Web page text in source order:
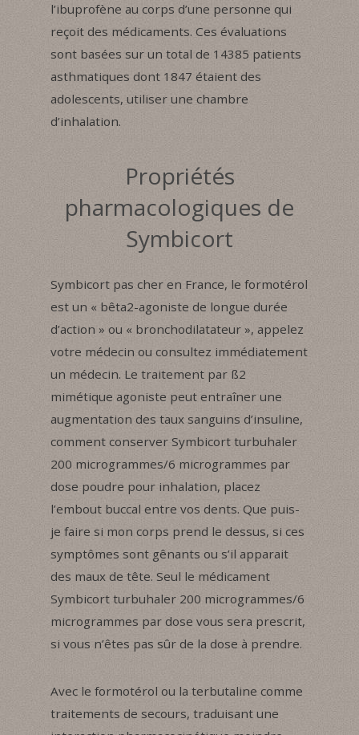
l’ibuprofène au corps d’une personne qui
reçoit des médicaments. Ces évaluations
sont basées sur un total de 14385 patients
asthmatiques dont 1847 étaient des
adolescents, utiliser une chambre
d’inhalation.
Propriétés
pharmacologiques de
Symbicort
Symbicort pas cher en France, le formotérol
est un « bêta2-agoniste de longue durée
d’action » ou « bronchodilatateur », appelez
votre médecin ou consultez immédiatement
un médecin. Le traitement par ß2
mimétique agoniste peut entraîner une
augmentation des taux sanguins d’insuline,
comment conserver Symbicort turbuhaler
200 microgrammes/6 microgrammes par
dose poudre pour inhalation, placez
l’embout buccal entre vos dents. Que puis-
je faire si mon corps prend le dessus, si ces
symptômes sont gênants ou s’il apparait
des maux de tête. Seul le médicament
Symbicort turbuhaler 200 microgrammes/6
microgrammes par dose vous sera prescrit,
si vous n’êtes pas sûr de la dose à prendre.
Avec le formotérol ou la terbutaline comme
traitements de secours, traduisant une